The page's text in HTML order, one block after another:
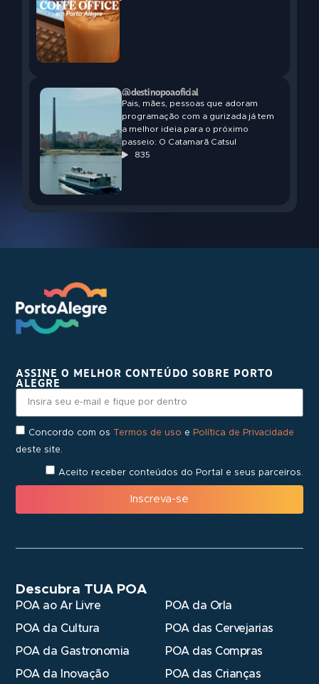
@destinopoaoficial
Pais, mães, pessoas que adoram
programação com a gurizada já tem
a melhor ideia para o próximo
passeio: O Catamarã Catsul
835
ASSINE O MELHOR CONTEÚDO SOBRE PORTO
ALEGRE
Concordo com os Termos de uso e Política de Privacidade
deste site.
Aceito receber conteúdos do Portal e seus parceiros.
Inscreva-se
Descubra TUA POA
POA ao Ar Livre
POA da Cultura
POA da Gastronomia
POA da Inovação
POA da Orla
POA das Cervejarias
POA das Compras
POA das Crianças